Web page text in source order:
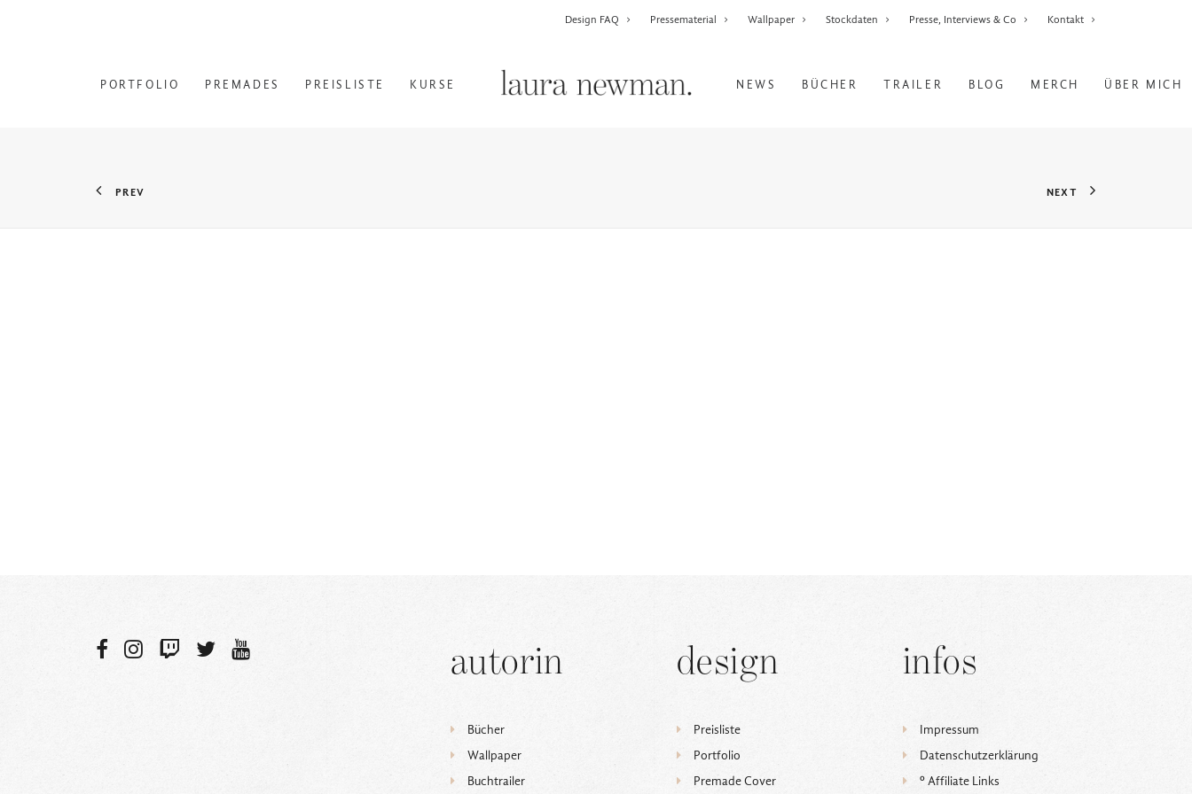
Design FAQ Pressematerial Wallpaper Stockdaten Presse, Interviews & Co Kontakt
PORTFOLIO PREMADES PREISLISTE KURSE NEWS BÜCHER TRAILER BLOG MERCH ÜBER MICH
PREV NEXT
autorin
Bücher
Wallpaper
Buchtrailer
design
Preisliste
Portfolio
Premade Cover
infos
Impressum
Datenschutzerklärung
ᵒ Affiliate Links